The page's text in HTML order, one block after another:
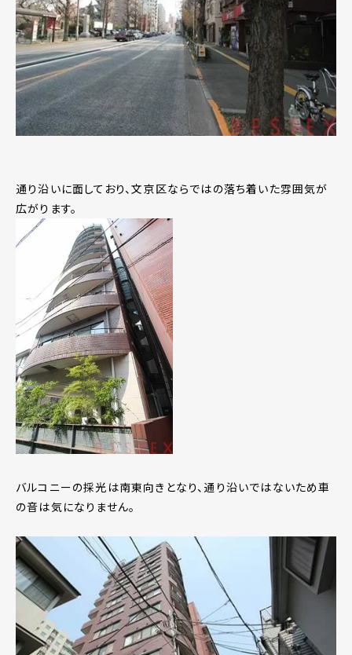
通り沿いに面しており、文京区ならではの落ち着いた雰囲気が
広がります。
バルコニーの採光は南東向きとなり、通り沿いではないため車
の音は気になりません。